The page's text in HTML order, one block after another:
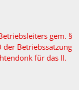
gem. §
der Betriebssatzung
für das II.